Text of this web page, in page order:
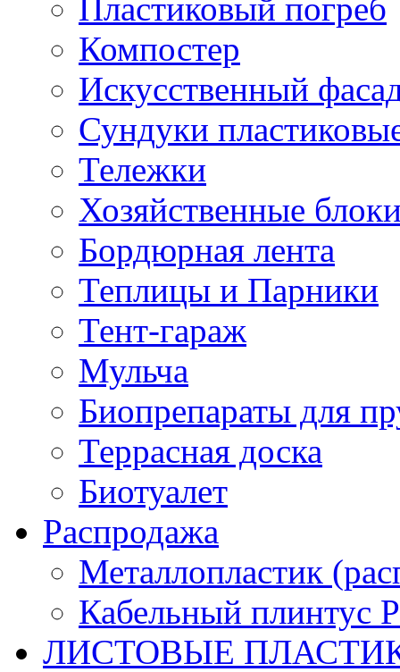
Пластиковый погреб
Компостер
Искусственный
Сундуки
Тележки
Хозяйственные
Бордюрная лента
Теплицы и Парники
Тент-гараж
Мульча
Биопрепараты для
Террасная доска
Биотуалет
Распродажа
Металлопластик
Кабельный
ЛИСТОВЫЕ